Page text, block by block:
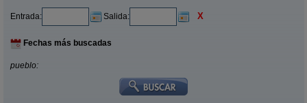
Entrada: Salida: X
Fechas más buscadas
pueblo: